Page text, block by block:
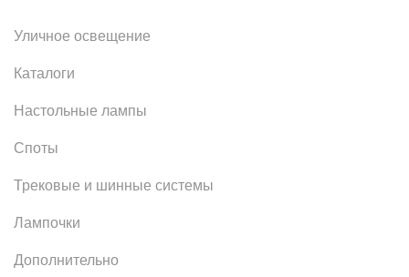
Уличное освещение
Каталоги
Настольные лампы
Споты
Трековые и шинные системы
Лампочки
Дополнительно